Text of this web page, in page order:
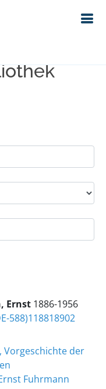
Bestand
Ernst 1886-1956
588)118818902
Vorgeschichte der
Fuhrmann